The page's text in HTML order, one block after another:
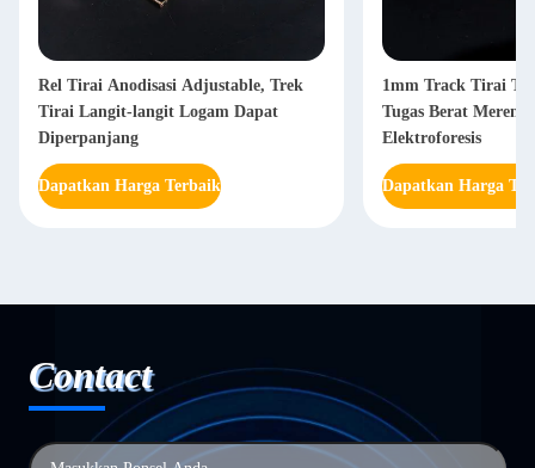
Rel Tirai Anodisasi Adjustable, Trek
Tirai Langit-langit Logam Dapat
Diperpanjang
Dapatkan Harga Terbaik
1mm Track Tirai
Tugas Berat
Elektroforesis
Dapatkan Harga
Contact